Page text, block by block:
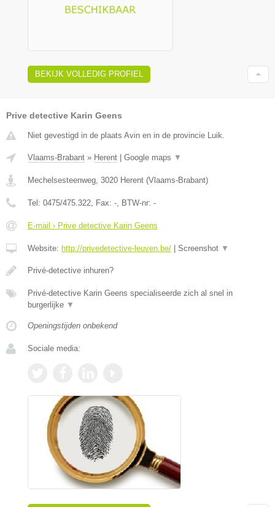
BEKIJK VOLLEDIG PROFIEL
Prive detective Karin Geens
Niet gevestigd in de plaats Avin en in de provincie Luik.
Vlaams-Brabant » Herent | Google maps ▼
Mechelsesteenweg 3020 Herent (Vlaams-Brabant)
Tel: 0475/475.322 , Fax: - , BTW-nr: -
E-mail › Prive detective Karin Geens
Website: http://privedetective-leuven.be/ | Screenshot ▼
Privé-detective inhuren?
Privé-detective Karin Geens specialiseerde zich al snel in
burgerlijke ▼
Openingstijden onbekend
Sociale media: